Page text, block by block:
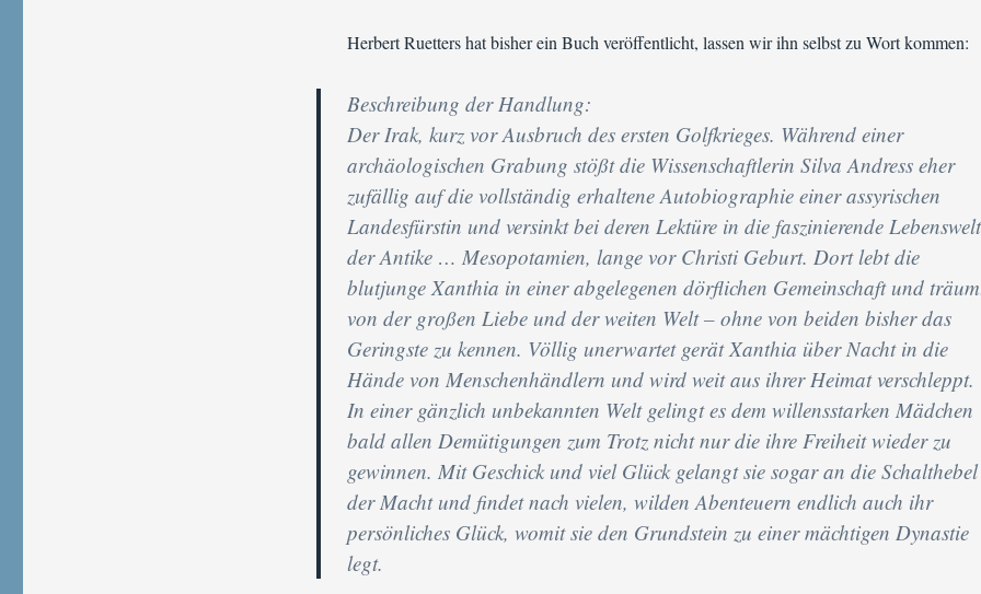
Herbert Ruetters hat bisher ein Buch veröffentlicht, lassen wir ihn selbst zu Wort kommen:
Beschreibung der Handlung:
Der Irak, kurz vor Ausbruch des ersten Golfkrieges. Während einer
archäologischen Grabung stößt die Wissenschaftlerin Silva Andress eher
zufällig auf die vollständig erhaltene Autobiographie einer assyrischen
Landesfürstin und versinkt bei deren Lektüre in die faszinierende Lebenswelt
der Antike … Mesopotamien, lange vor Christi Geburt. Dort lebt die
blutjunge Xanthia in einer abgelegenen dörflichen Gemeinschaft und
von der großen Liebe und der weiten Welt – ohne von beiden bisher das
Geringste zu kennen. Völlig unerwartet gerät Xanthia über Nacht in die
Hände von Menschenhändlern und wird weit aus ihrer Heimat verschleppt.
In einer gänzlich unbekannten Welt gelingt es dem willensstarken Mädchen
bald allen Demütigungen zum Trotz nicht nur die ihre Freiheit wieder zu
gewinnen. Mit Geschick und viel Glück gelangt sie sogar an die Schalthebel
der Macht und findet nach vielen, wilden Abenteuern endlich auch ihr
persönliches Glück, womit sie den Grundstein zu einer mächtigen Dynastie
legt.